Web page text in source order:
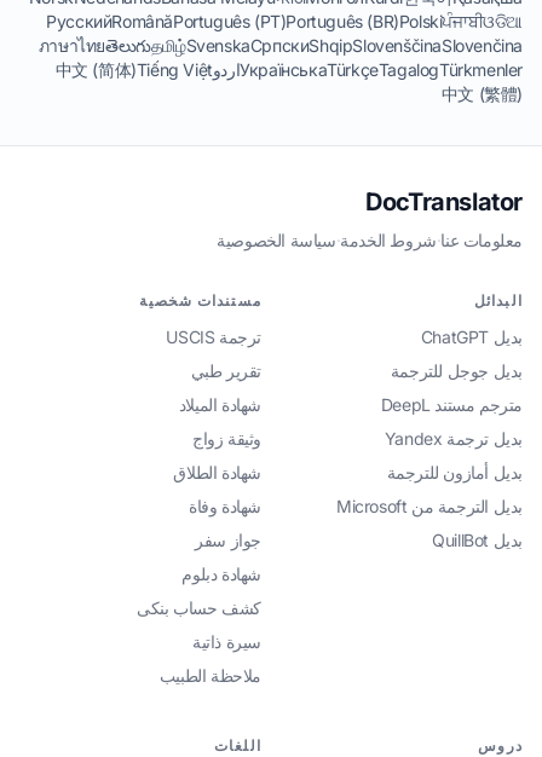
ଓଡିଆ
ਪੰਜਾਬੀ
Polski
Português (BR)
Português (PT)
Română
Русский
Slovenčina
Slovenščina
Shqip
Српски
Svenska
தமிழ்
తెలుగు
ภาษาไทย
Türkmenler
Tagalog
Türkçe
УкраїнськаاردوTiếng Việt
中文 (简体)
中文 (繁體)
DocTranslator
معلومات عنا·شروط الخدمة·سياسة الخصوصية
البدائل
بديل ChatGPT
بديل جوجل للترجمة
مترجم مستند DeepL
بديل ترجمة Yandex
بديل أمازون للترجمة
بديل الترجمة من Microsoft
بديل QuillBot
مستندات شخصية
ترجمة USCIS
تقرير طبي
شهادة الميلاد
وثيقة زواج
شهادة الطلاق
شهادة وفاة
جواز سفر
شهادة دبلوم
كشف حساب بنكى
سيرة ذاتية
ملاحظة الطبيب
دروس اللغات